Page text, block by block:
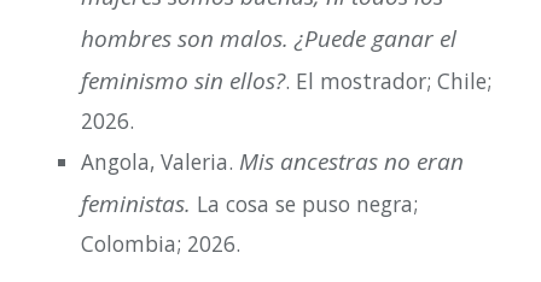
hombres son malos. ¿Puede ganar el
feminismo sin ellos?. El mostrador; Chile;
2026.
Angola, Valeria. Mis ancestras no eran
feministas. La cosa se puso negra;
Colombia; 2026.